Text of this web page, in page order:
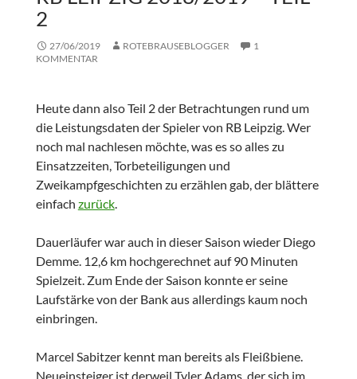
2
27/06/2019 ROTEBRAUSEBLOGGER
1
KOMMENTAR
Heute dann also Teil 2 der Betrachtungen rund um
die Leistungsdaten der Spieler von RB Leipzig. Wer
noch mal nachlesen möchte, was es so alles zu
Einsatzzeiten, Torbeteiligungen und
Zweikampfgeschichten zu erzählen gab, der blättere
einfach zurück.
Dauerläufer war auch in dieser Saison wieder Diego
Demme. 12,6 km hochgerechnet auf 90 Minuten
Spielzeit. Zum Ende der Saison konnte er seine
Laufstärke von der Bank aus allerdings kaum noch
einbringen.
Marcel Sabitzer kennt man bereits als Fleißbiene.
Neueinsteiger ist derweil Tyler Adams, der sich im